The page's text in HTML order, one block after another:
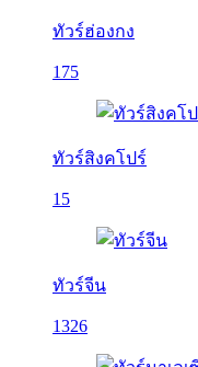
ทัวร์ฮ่องกง
175
ทัวร์สิงคโปร์
15
ทัวร์จีน
1326